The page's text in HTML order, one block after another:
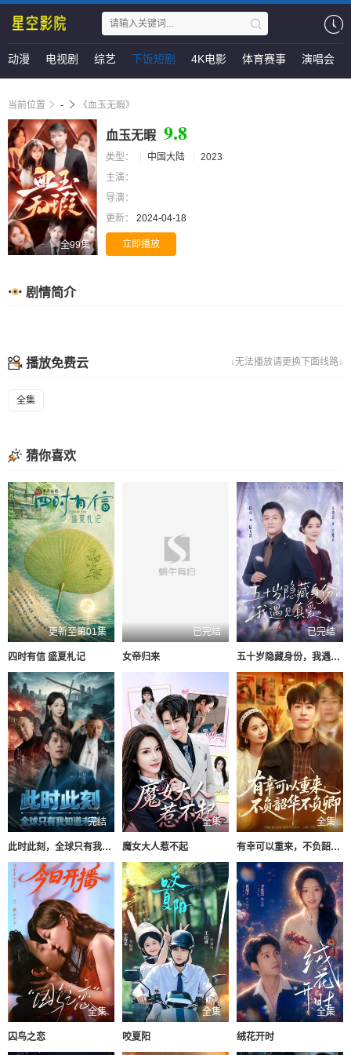
动漫 电视剧 综艺 下饭短剧 4K电影 体育赛事 演唱会
当前位置 - 《血玉无暇》
全99集
血玉无暇 9.8
类型： 中国大陆
2023
主演：
导演：
更新：
2024-04-18
立即播放
剧情简介
↓无法播放请更换下面线路↓
播放免费云
全集
猜你喜欢
更新至第01集
四时有信 盛夏札记
已完结
女帝归来
已完结
五十岁隐藏身份，我遇见真爱
完结
此时此刻，全球只有我知道未来
全集
魔女大人惹不起
全集
有幸可以重来，不负韶华不负卿
全集
囚鸟之恋
全集
咬夏阳
全集
绒花开时